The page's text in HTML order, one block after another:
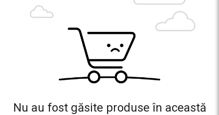
Nu au fost găsite produse în această